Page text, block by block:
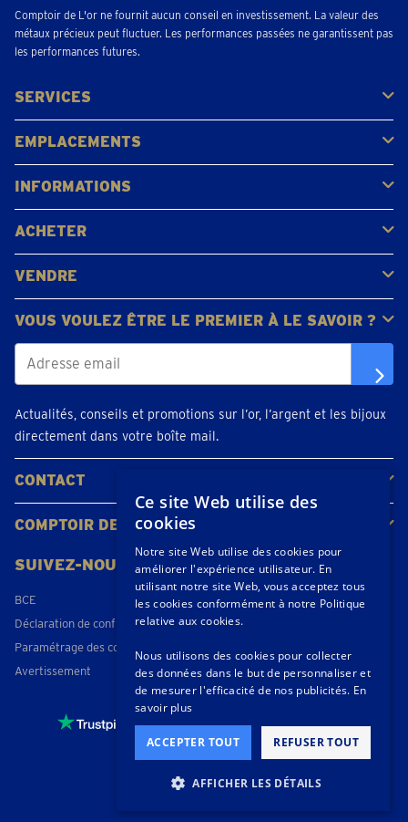
Comptoir de L'or ne fournit aucun conseil en investissement. La valeur des
métaux précieux peut fluctuer. Les performances passées ne garantissent pas
les performances futures.
SERVICES
Acheter
Vendre
Vente aux enchères
EMPLACEMENTS
Gerpinnes
Liège
Namur
Waterloo
Woluwe-Saint-Lambert
Voir tous les emplacements
INFORMATIONS
FAQ
Avis clients
ACHETER
Acheter de l'or
Acheter des pièces
Acheter de l'argent
VENDRE
Bijoux en or
Pièces d'or
Lingots d'or
VOUS VOULEZ ÊTRE LE PREMIER À LE SAVOIR ?
Actualités, conseils et promotions sur l’or, l’argent et les bijoux
directement dans votre boîte mail.
CONTACT
Contacter
Planifiez votre rendez-vous
Emplacements
COMPTOIR DE L'OR
SUIVEZ-NOUS
© 2026 Goudprijs B.V.
4,3 / 5- 173 beoordelingen
BCE
Déclaration de confidentialité
Paramétrage des cookies
Avertissement
Ce site Web utilise des
cookies
Notre site Web utilise des cookies pour
améliorer l'expérience utilisateur. En
utilisant notre site Web, vous acceptez tous
les cookies conformément à notre Politique
relative aux cookies.
Nous utilisons des cookies pour collecter
des données dans le but de personnaliser et
de mesurer l'efficacité de nos publicités. En
savoir plus
ACCEPTER TOUT REFUSER TOUT
AFFICHER LES DÉTAILS